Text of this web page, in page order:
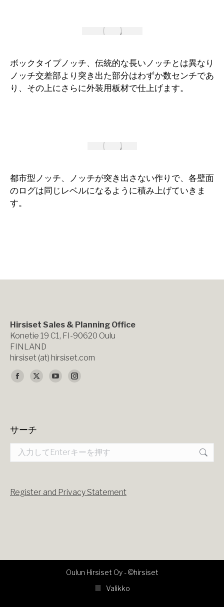
ボックタイプノッチ、伝統的な長いノッチとは異なり
ノッチ交差部より突き出た部分はわずか数センチであ
り、その上にさらに外装用板材で仕上げます。
都市型ノッチ、ノッチが突き出さない作りで、各壁面
のログは同じレベルになるように積み上げていきま
す。
Hirsiset Sales & Planning Office
Konetie 19 C1, FI-90620 Oulu
FINLAND
hirsiset (at) hirsiset.com
Find us on:
Facebook
new
X
new
YouTube
new
Instagram
new
サーチ
Search:
Register and Privacy Statement
Oulun Hirsiset Oy -©hirsiset
Valikko